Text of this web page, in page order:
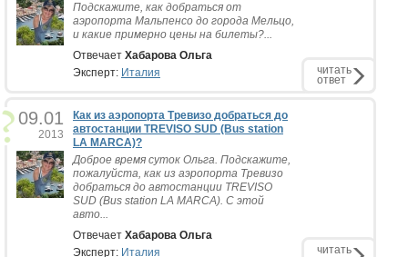
Подскажите, как добраться от
аэропорта Мальпенсо до города Мельцо,
и какие примерно цены на билеты?...
Отвечает Хабарова Ольга
Эксперт: Италия читать
ответ
09.01
2013
Как из аэропорта Тревизо добраться до
автостанции TREVISO SUD (Bus station
LA MARCA)?
Доброе время суток Ольга. Подскажите,
пожалуйста, как из аэропорта Тревизо
добраться до автостанции TREVISO
SUD (Bus station LA MARCA). С этой
авто...
Отвечает Хабарова Ольга
Эксперт: Италия читать